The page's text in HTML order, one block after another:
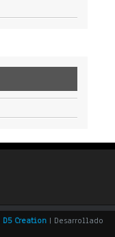
D5 Creation| Desarrollado